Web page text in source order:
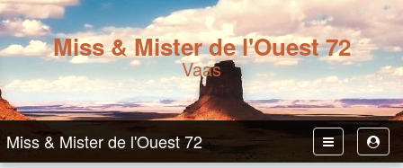
Miss & Mister de l'Ouest 72
Vaas
User
Toggle
Navbar
Miss & Mister de l'Ouest 72